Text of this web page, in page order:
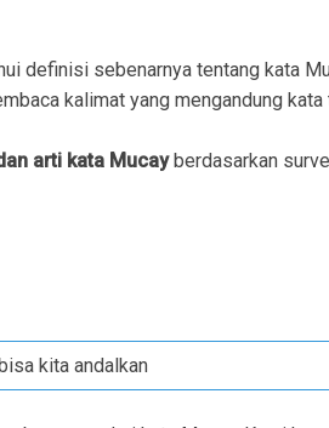
definisi sebenarnya tentang kata
kalimat yang mengandung
arti kata Mucayberdasarkan
kita andalkan